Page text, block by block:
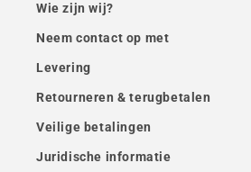
Wie zijn wij?
Neem contact op met
Levering
Retourneren & terugbetalen
Veilige betalingen
Juridische informatie